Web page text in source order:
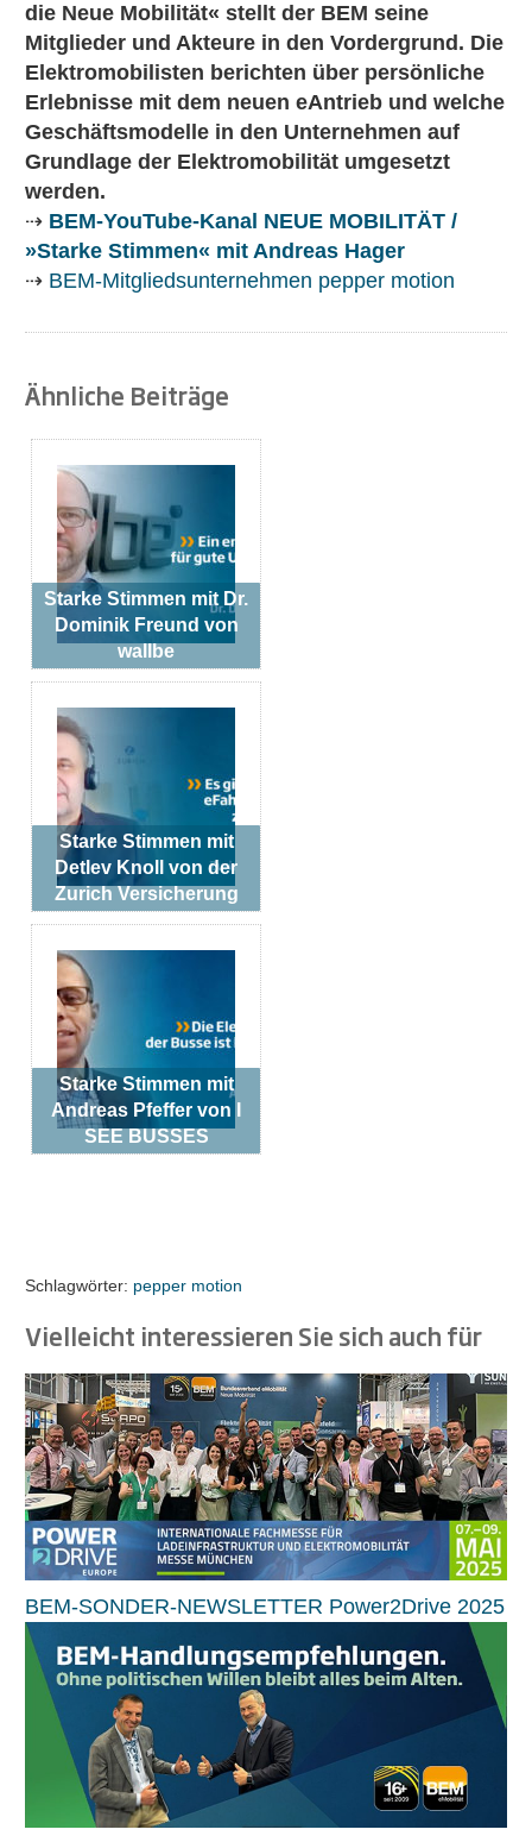
die Neue Mobilität« stellt der BEM seine
Mitglieder und Akteure in den Vordergrund. Die
Elektromobilisten berichten über persönliche
Erlebnisse mit dem neuen eAntrieb und welche
Geschäftsmodelle in den Unternehmen auf
Grundlage der Elektromobilität umgesetzt
werden.
⇢ BEM-YouTube-Kanal NEUE MOBILITÄT /
»Starke Stimmen« mit Andreas Hager
⇢ BEM-Mitgliedsunternehmen pepper motion
Ähnliche Beiträge
Starke Stimmen mit Dr.
Dominik Freund von
wallbe
Starke Stimmen mit
Detlev Knoll von der
Zurich Versicherung
Starke Stimmen mit
Andreas Pfeffer von I
SEE BUSSES
Schlagwörter: pepper motion
Vielleicht interessieren Sie sich auch für
BEM-SONDER-NEWSLETTER Power2Drive 2025